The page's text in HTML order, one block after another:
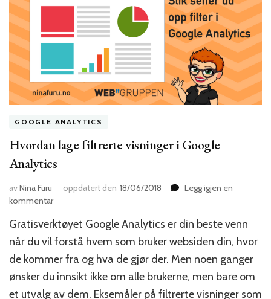
GOOGLE ANALYTICS
Hvordan lage filtrerte visninger i Google
Analytics
avNina Furu oppdatert den 18/06/2018
Legg igjen en
kommentartil
lage
filtrerte
i
Google
Analytics
Gratisverktøyet Google Analytics er din beste venn
når du vil forstå hvem som bruker websiden din, hvor
de kommer fra og hva de gjør der. Men noen ganger
ønsker du innsikt ikke om alle brukerne, men bare om
et utvalg av dem. Eksemåler på filtrerte visninger som